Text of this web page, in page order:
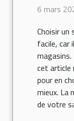
6 mars
Choisir un
facile, car
cet article
pour en
mieux. La
de votre